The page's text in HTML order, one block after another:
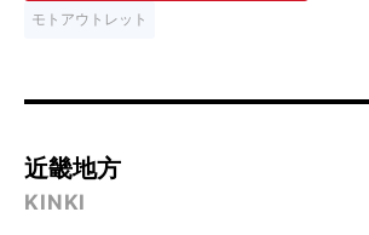
モトアウトレット
近畿地方
KINKI